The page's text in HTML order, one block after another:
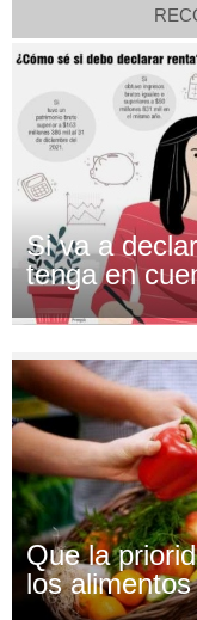
Si va a
tenga en
Que la
los alimentos